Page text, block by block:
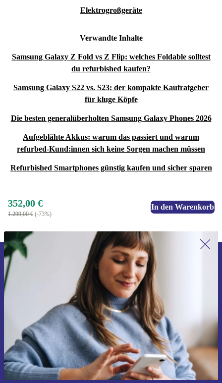
Elektrogroßgeräte
Verwandte Inhalte
Samsung Galaxy Z Fold vs Z Flip: welches Foldable solltest
du refurbished kaufen?
Samsung Galaxy S22 vs. S23: der kompakte Kaufratgeber
für kluge Köpfe
Die besten generalüberholten Samsung Galaxy Phones 2026
Aufgeblähte Akkus: warum das passiert und warum
refurbed-Kund:innen sich keine Sorgen machen müssen
Refurbished Smartphones günstig kaufen und sicher sparen
352,00 €
1.299,00 € (-73%)
In den Warenkorb
Erstmals zum Newsletter anmelden,
15 € sparen!
Verpasse kein Angebot mehr.
Gutschein anfordern
Informationen über die Verwendung personenbezogener Daten findest
du in unsererDatenschutzerklärung.